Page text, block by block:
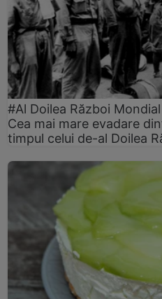
#Al Doilea Război Mondial
Cea mai mare evadare
timpul celui de-al Doilea